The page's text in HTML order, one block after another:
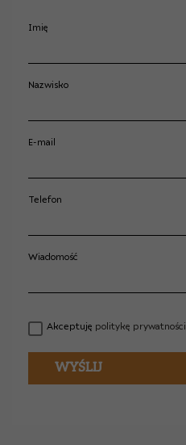
Imię
Nazwisko
E-mail
Telefon
Wiadomość
Akceptuję politykę prywatności,
WYŚLIJ